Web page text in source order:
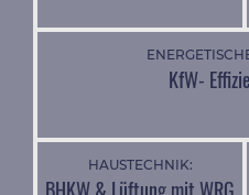
KfW-
HAUSTECHNIK: